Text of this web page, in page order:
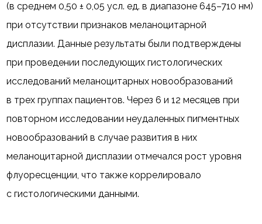
(в среднем 0,50 ± 0,05 усл. ед. в диапазоне 645–710 нм)
при отсутствии признаков меланоцитарной
дисплазии. Данные результаты были подтверждены
при проведении последующих гистологических
исследований меланоцитарных новообразований
в трех группах пациентов. Через 6 и 12 месяцев при
повторном исследовании неудаленных пигментных
новообразований в случае развития в них
меланоцитарной дисплазии отмечался рост уровня
флуоресценции, что также коррелировало
с гистологическими данными.